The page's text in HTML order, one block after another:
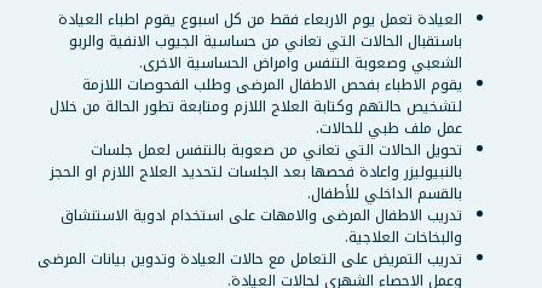
العيادة تعمل يوم الاربعاء فقط من كل اسبوع يقوم اطباء العيادة
باستقبال الحالات التي تعاني من حساسية الجيوب الانفية والربو
الشعبي وصعوبة التنفس وامراض الحساسية الاخرى.
يقوم الاطباء بفحص الاطفال المرضى وطلب الفحوصات اللازمة
لتشخيص حالتهم وكتابة العلاج اللازم ومتابعة تطور الحالة من خلال
عمل ملف طبي للحالات.
تحويل الحالات التي تعاني من صعوبة بالتنفس لعمل جلسات
بالنبيوليزر واعادة فحصها بعد الجلسات لتحديد العلاج اللازم او الحجز
بالقسم الداخلي للأطفال.
تدريب الاطفال المرضى والامهات على استخدام ادوية الاستنشاق
والبخاخات العلاجية.
تدريب التمريض على التعامل مع حالات العيادة وتدوين بيانات المرضى
وعمل الاحصاء الشهري لحالات العيادة.